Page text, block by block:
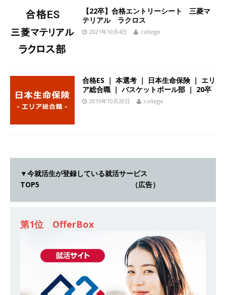
[ 2026年5月14日 ] 【 28卒 ｜ 不動産・営業を知
れる仕事体験開催 】大阪勤務・転勤なし ｜ 関西
年収1,000万も目指せる ｜ 年間休日120～125日
｜ エスリード
体育会積極採用企業
120日以上 ｜ ジブラルタ生命
を持つグローバルメーカー ｜ 年間休日129日・
土日祝完全休み ｜ 売上高1,138億円 ｜ プライム
上場 ｜ 新電元工業
体育会積極採用企業
【22卒】合格エントリーシート 三菱マ
テリアル ラクロス
2021年10月4日 college
合格ES ｜ 本選考 ｜ 日本生命保険 ｜ エリ
ア総合職 ｜ バスケットボール部 ｜ 20卒
2019年10月20日 college
▼今就活生が登録している就活サービス
TOP5 （広告）
第1位 OfferBox